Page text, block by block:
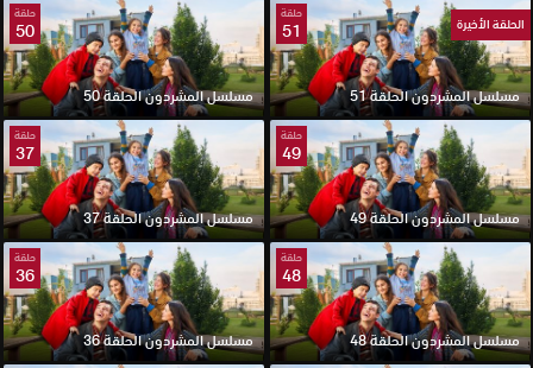
الحلقة الأخيرة
حلقة
51
مسلسل المشردون الحلقة 51
حلقة
50
مسلسل المشردون الحلقة 50
حلقة
49
مسلسل المشردون الحلقة 49
حلقة
37
مسلسل المشردون الحلقة 37
حلقة
48
مسلسل المشردون الحلقة 48
حلقة
36
مسلسل المشردون الحلقة 36